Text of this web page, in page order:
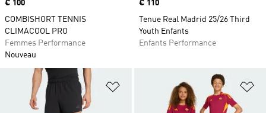
Prix
€ 100
COMBISHORT TENNIS
CLIMACOOL PRO
Femmes Performance
Nouveau
Prix
€ 110
Tenue Real Madrid 25/26 Third
Youth Enfants
Enfants Performance
Ajouter à la Liste de produits